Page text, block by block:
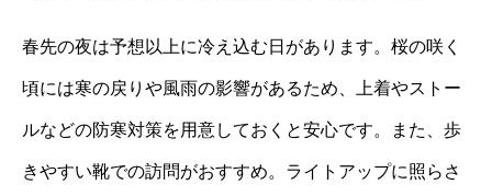
春先の夜は予想以上に冷え込む日があります。桜の咲く
頃には寒の戻りや風雨の影響があるため、上着やストー
ルなどの防寒対策を用意しておくと安心です。また、歩
きやすい靴での訪問がおすすめ。ライトアップに照らさ